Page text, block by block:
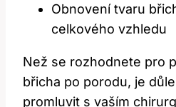
Obnovení tvaru
celkového vzhledu
Než se rozhodnete pro
břicha po porodu, je
promluvit s vaším